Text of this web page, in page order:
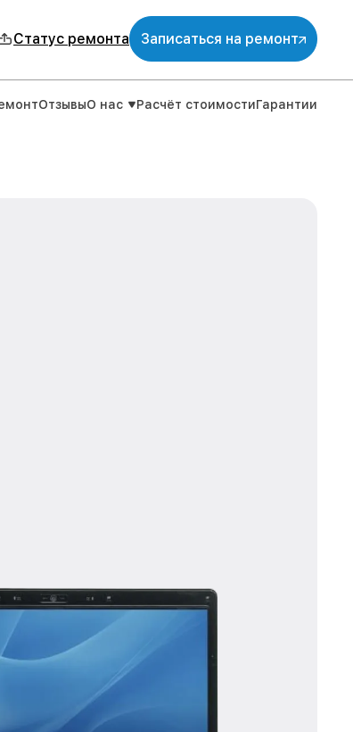
Статус ремонта Записаться на ремонт
ОтзывыО нас Расчёт стоимостиГарантии